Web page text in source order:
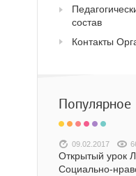
состав
Контакты
Популярное
09.02.2017
Открытый урок
Социально-